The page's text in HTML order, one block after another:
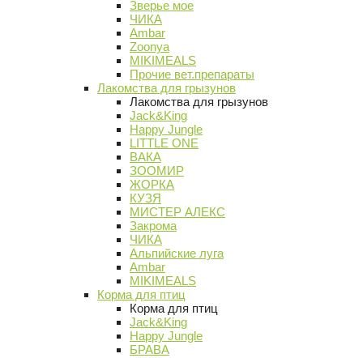
Зверье мое
ЧИКА
Ambar
Zoonya
MIKIMEALS
Прочие вет.препараты
Лакомства для грызунов
Лакомства для грызунов
Jack&King
Happy Jungle
LITTLE ONE
ВАКА
ЗООМИР
ЖОРКА
КУЗЯ
МИСТЕР АЛЕКС
Закрома
ЧИКА
Альпийские луга
Ambar
MIKIMEALS
Корма для птиц
Корма для птиц
Jack&King
Happy Jungle
БРАВА